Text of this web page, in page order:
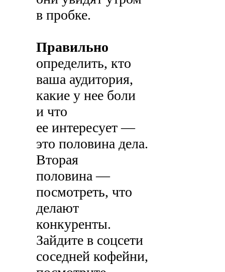
в пробке.
Правильно
определить, кто
ваша аудитория,
какие у нее боли
и что
ее интересует —
это половина дела.
Вторая
половина —
посмотреть, что
делают
конкуренты.
Зайдите в соцсети
соседней кофейни,